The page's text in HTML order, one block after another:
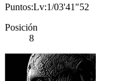
Puntos:Lv:1/03'41"52
Posición
8